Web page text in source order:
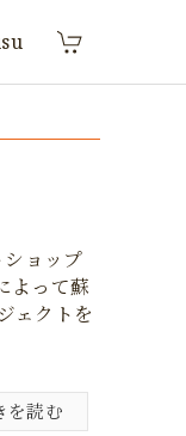
ョップ
よって蘇
ェクトを
を読む